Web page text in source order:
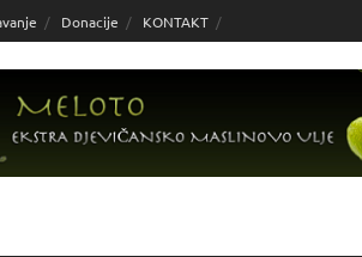
Donacije KONTAKT